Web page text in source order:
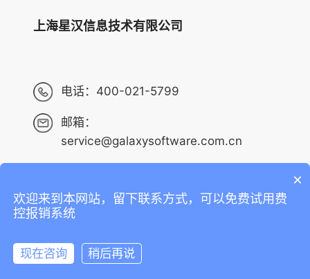
上海星汉信息技术有限公司
电话： 400-021-5799
邮箱：
service@galaxysoftware.com.cn
Copyright ©2013-2023 上海星汉信息技术有限公司 版权
所有 ALL RIGHTS RESERVED.
沪ICP备14001765号-6
沪公网安备 31010402010073号
×
欢迎来到本网站，留下联系方式，可以免费试用费
控报销系统
现在咨询
稍后再说
在线咨询